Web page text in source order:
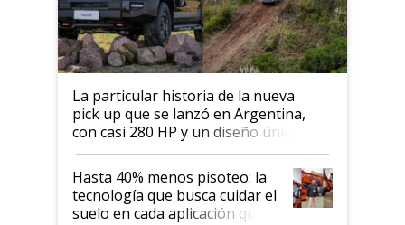
La particular historia de la nueva
pick up que se lanzó en Argentina,
con casi 280 HP y un diseño único: a
cuánto se vende
Hasta 40% menos pisoteo: la
tecnología que busca cuidar el
suelo en cada aplicación que